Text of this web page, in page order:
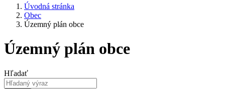
Úvodná stránka
Obec
Územný plán obce
Územný plán obce
Hľadať